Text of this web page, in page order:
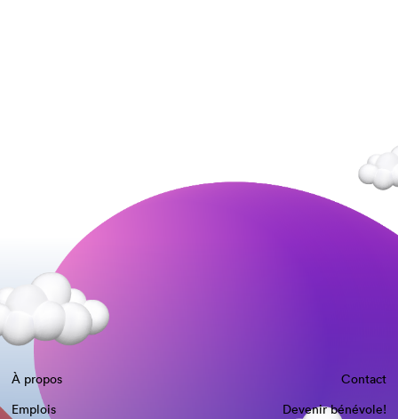
À propos
Contact
Emplois
Devenir bénévole!